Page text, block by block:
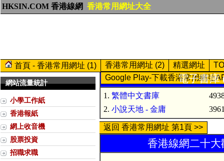
HKSIN.COM 香港線網 香港常用網址大全
首頁 - 香港常用網址 (1) 香港常用網址 (2) 精選網址
Google Play-下載香港常用網址
網站流量統計
小學工作紙
香港報紙
網上收音機
股票投資
招職求職
電子書庫
1. 繁體中文書庫
2. 小說天地 - 金庸
返回 香港常用網址 第1頁 >>
香港線網二十